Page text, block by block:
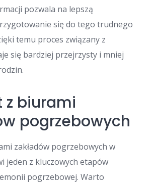
pozwala na lepszą
się do tego trudnego
temu proces związany z
się bardziej przejrzysty i mniej
z biurami
pogrzebowych
zakładów pogrzebowych w
jeden z kluczowych etapów
pogrzebowej. Warto